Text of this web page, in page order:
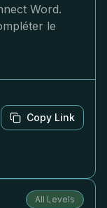
Word.
le
Copy Link
All Levels